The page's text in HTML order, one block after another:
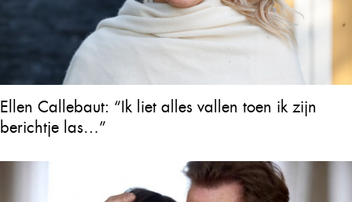
Ellen Callebaut: “Ik liet alles vallen toen ik zijn
berichtje las…”